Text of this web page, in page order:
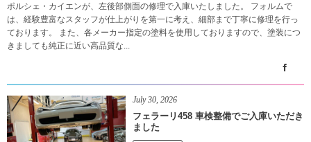
ポルシェ・カイエンが、左後部側面の修理で入庫いたしました。 フォルムで
は、経験豊富なスタッフが仕上がりを第一に考え、細部まで丁寧に修理を行っ
ております。 また、各メーカー指定の塗料を使用しておりますので、塗装につ
きましても純正に近い高品質な...
July 30,2026
フェラーリ458 車検整備でご入庫いただき
ました